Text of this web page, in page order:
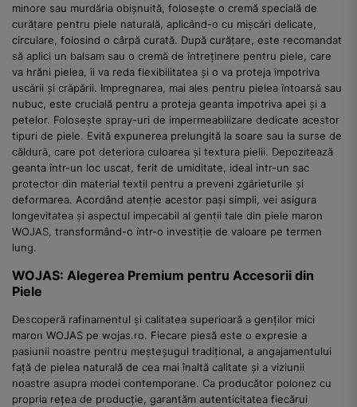
minore sau murdăria obișnuită, folosește o cremă specială de
curățare pentru piele naturală, aplicând-o cu mișcări delicate,
circulare, folosind o cârpă curată. După curățare, este recomandat
să aplici un balsam sau o cremă de întreținere pentru piele, care
va hrăni pielea, îi va reda flexibilitatea și o va proteja împotriva
uscării și crăpării. Impregnarea, mai ales pentru pielea întoarsă sau
nubuc, este crucială pentru a proteja geanta împotriva apei și a
petelor. Folosește spray-uri de impermeabilizare dedicate acestor
tipuri de piele. Evită expunerea prelungită la soare sau la surse de
căldură, care pot deteriora culoarea și textura pielii. Depozitează
geanta într-un loc uscat, ferit de umiditate, ideal într-un sac
protector din material textil pentru a preveni zgârieturile și
deformarea. Acordând atenție acestor pași simpli, vei asigura
longevitatea și aspectul impecabil al genții tale din piele maron
WOJAS, transformând-o într-o investiție de valoare pe termen
lung.
WOJAS: Alegerea Premium pentru Accesorii din
Piele
Descoperă rafinamentul și calitatea superioară a genților mici
maron WOJAS pe wojas.ro. Fiecare piesă este o expresie a
pasiunii noastre pentru meșteșugul tradițional, a angajamentului
față de pielea naturală de cea mai înaltă calitate și a viziunii
noastre asupra modei contemporane. Ca producător polonez cu
propria rețea de producție, garantăm autenticitatea fiecărui